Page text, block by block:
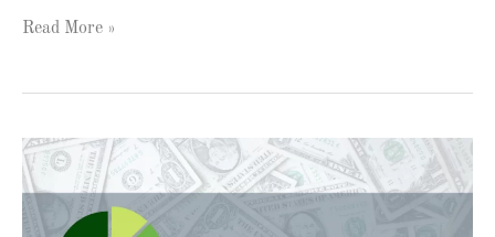
Read More »
Lične
Finansije
portfolio